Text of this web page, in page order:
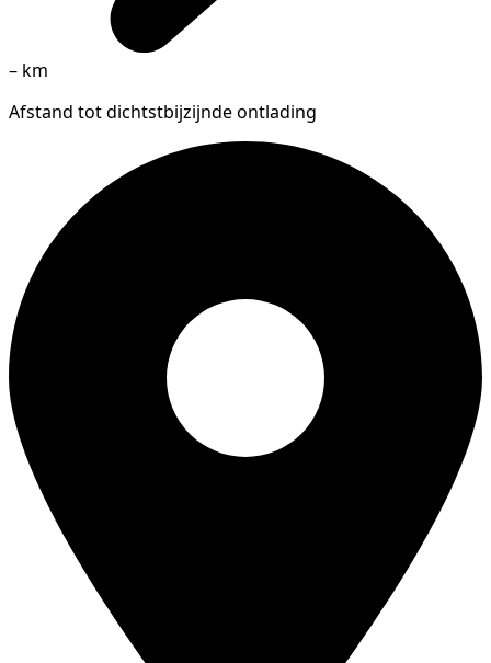
– km
Afstand tot dichtstbijzijnde ontlading